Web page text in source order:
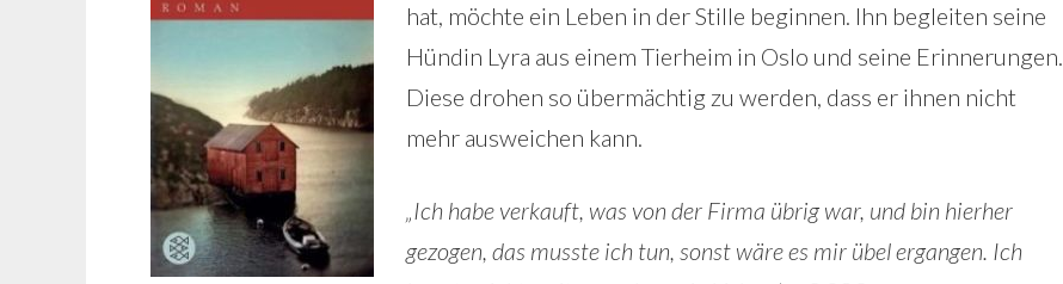
hat, möchte ein Leben in der Stille beginnen. Ihn begleiten seine
Hündin Lyra aus einem Tierheim in Oslo und seine Erinnerungen.
Diese drohen so übermächtig zu werden, dass er ihnen nicht
mehr ausweichen kann.
„Ich habe verkauft, was von der Firma übrig war, und bin hierher
gezogen, das musste ich tun, sonst wäre es mir übel ergangen. Ich